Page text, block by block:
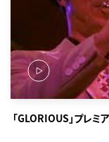
「GLORIOUS」プレ